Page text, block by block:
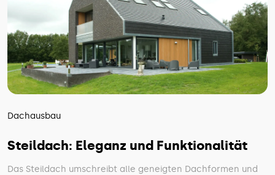
Dachausbau
Steildach: Eleganz und Funktionalität
Das Steildach umschreibt alle geneigten Dachformen und